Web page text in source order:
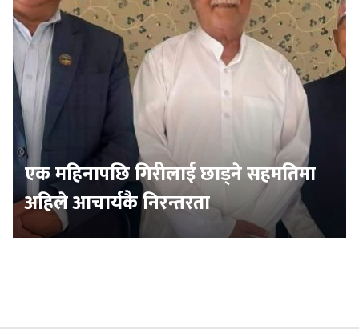
एक महिनापछि गिरीलाई छाड्ने सहमतिमा
अहिले आचार्यकै निरन्तरता